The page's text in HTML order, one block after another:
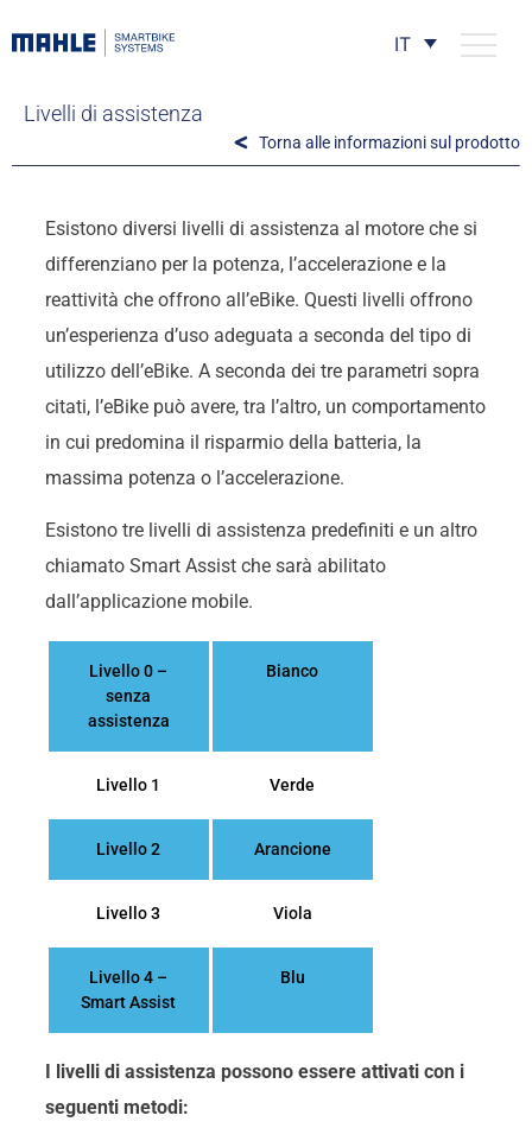
IT
Livelli di assistenza
Torna alle informazioni sul prodotto
Esistono diversi livelli di assistenza al motore che si
differenziano per la potenza, l’accelerazione e la
reattività che offrono all’eBike. Questi livelli offrono
un’esperienza d’uso adeguata a seconda del tipo di
utilizzo dell’eBike. A seconda dei tre parametri sopra
citati, l’eBike può avere, tra l’altro, un comportamento
in cui predomina il risparmio della batteria, la
massima potenza o l’accelerazione.
Esistono tre livelli di assistenza predefiniti e un altro
chiamato Smart Assist che sarà abilitato
dall’applicazione mobile.
Livello 0 –
senza
assistenza
Bianco
Livello 1 Verde
Livello 2 Arancione
Livello 3 Viola
Livello 4 –
Smart Assist
Blu
I livelli di assistenza possono essere attivati con i
seguenti metodi: